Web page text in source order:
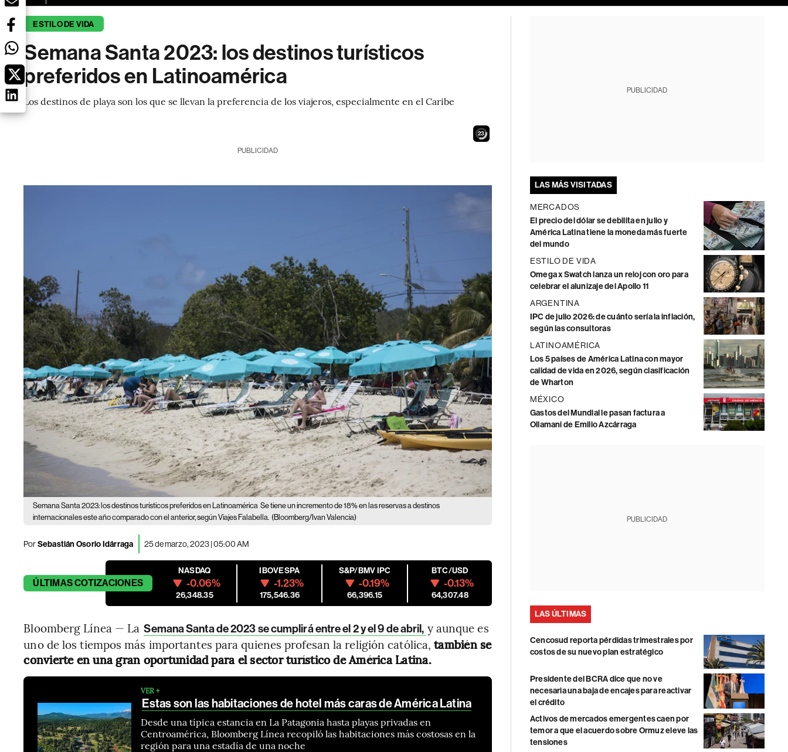
ESTILO DE VIDA
Semana Santa 2023: los destinos turísticos
preferidos en Latinoamérica
Los destinos de playa son los que se llevan la preferencia de los viajeros, especialmente en el Caribe
21
PUBLICIDAD
Semana Santa 2023: los destinos turísticos preferidos en Latinoamérica Se tiene un incremento de 18% en las reservas a destinos
internacionales este año comparado con el anterior, según Viajes Falabella. (Bloomberg/Ivan Valencia)
PorSebastián Osorio Idárraga 25 de marzo, 2023 | 05:00 AM
ÚLTIMASCOTIZACIONES
NASDAQ
-0.06%
26,348.35
IBOVESPA
-1.23%
175,546.36
S&P/BMV IPC
-0.19%
66,396.15
BTC/USD
-0.13%
64,307.48
Bloomberg Línea — La Semana Santa de 2023 se cumplirá entre el 2 y el 9 de abril, y aunque es
uno de los tiempos más importantes para quienes profesan la religión católica,también se
convierte en una gran oportunidad para el sector turístico de América Latina.
VER +
Estas son las habitaciones de hotel más caras de América Latina
Desde una típica estancia en La Patagonia hasta playas privadas en
Centroamérica, Bloomberg Línea recopiló las habitaciones más costosas en la
región para una estadía de una noche
PUBLICIDAD
LAS MÁS VISITADAS
MERCADOS
El precio del dólar se debilita en julio y
América Latina tiene la moneda más fuerte
del mundo
ESTILO DE VIDA
Omega x Swatch lanza un reloj con oro para
celebrar el alunizaje del Apollo 11
ARGENTINA
IPC de julio 2026: de cuánto sería la inflación,
según las consultoras
LATINOAMÉRICA
Los 5 países de América Latina con mayor
calidad de vida en 2026, según clasificación
de Wharton
MÉXICO
Gastos del Mundial le pasan factura a
Ollamani de Emilio Azcárraga
PUBLICIDAD
LAS ÚLTIMAS
Cencosud reporta pérdidas trimestrales por
costos de su nuevo plan estratégico
Presidente del BCRA dice que no ve
necesaria una baja de encajes para reactivar
el crédito
Activos de mercados emergentes caen por
temor a que el acuerdo sobre Ormuz eleve las
tensiones